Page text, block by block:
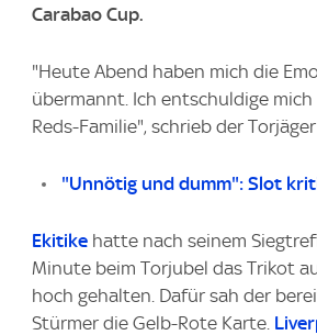
Carabao Cup.
"Heute Abend haben mich die
übermannt. Ich entschuldige mich
Reds-Familie", schrieb der
"Unnötig und dumm": Slot
Ekitike hatte nach seinem
Minute beim Torjubel das Trikot
hoch gehalten. Dafür sah der
Stürmer die Gelb-Rote Karte.